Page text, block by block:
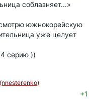
соблазняет...»
смотрю южнокорейскую
уже целует
серию ))
(nnesterenko)
+1